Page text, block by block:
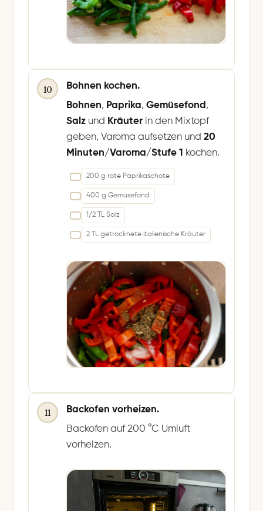
10
Bohnen kochen.
Bohnen, Paprika, Gemüsefond,
Salz und Kräuter in den Mixtopf
geben, Varoma aufsetzen und 20
Minuten/Varoma/Stufe 1 kochen.
200 g rote Paprikaschote
400 g Gemüsefond
1/2 TL Salz
2 TL getrocknete italienische Kräuter
11
Backofen vorheizen.
Backofen auf 200 °C Umluft
vorheizen.